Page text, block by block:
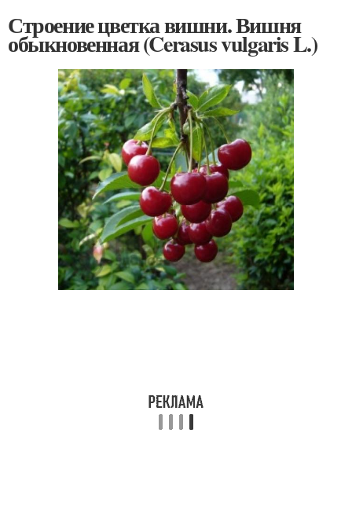
Строение цветка вишни. Вишня
обыкновенная (Cerasus vulgaris L.)